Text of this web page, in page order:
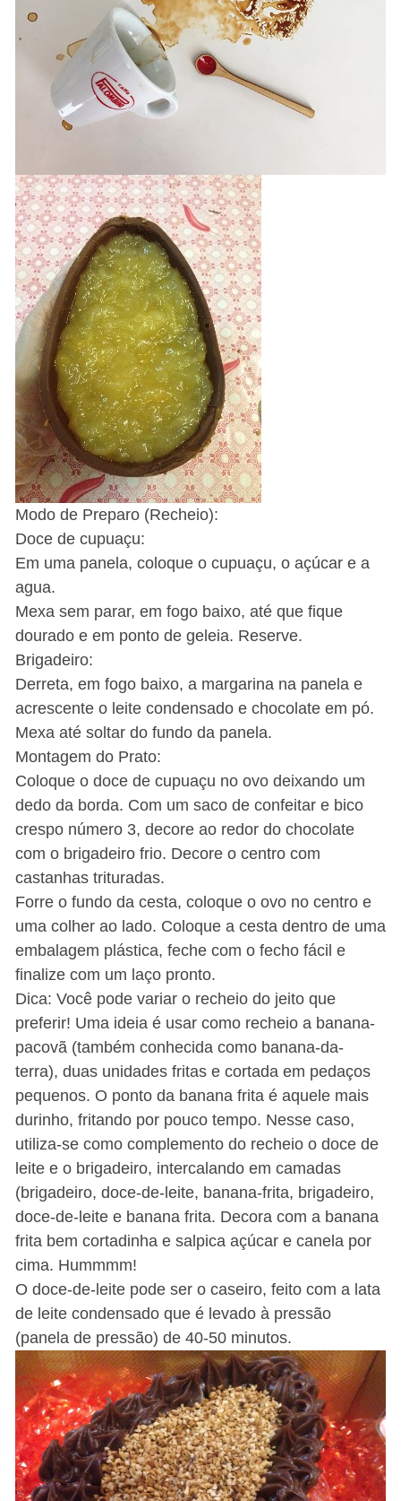
Modo de Preparo (Recheio):
Doce de cupuaçu:
Em uma panela, coloque o cupuaçu, o açúcar e a
agua.
Mexa sem parar, em fogo baixo, até que fique
dourado e em ponto de geleia. Reserve.
Brigadeiro:
Derreta, em fogo baixo, a margarina na panela e
acrescente o leite condensado e chocolate em pó.
Mexa até soltar do fundo da panela.
Montagem do Prato:
Coloque o doce de cupuaçu no ovo deixando um
dedo da borda. Com um saco de confeitar e bico
crespo número 3, decore ao redor do chocolate
com o brigadeiro frio. Decore o centro com
castanhas trituradas.
Forre o fundo da cesta, coloque o ovo no centro e
uma colher ao lado. Coloque a cesta dentro de uma
embalagem plástica, feche com o fecho fácil e
finalize com um laço pronto.
Dica: Você pode variar o recheio do jeito que
preferir! Uma ideia é usar como recheio a banana-
pacovã (também conhecida como banana-da-
terra), duas unidades fritas e cortada em pedaços
pequenos. O ponto da banana frita é aquele mais
durinho, fritando por pouco tempo. Nesse caso,
utiliza-se como complemento do recheio o doce de
leite e o brigadeiro, intercalando em camadas
(brigadeiro, doce-de-leite, banana-frita, brigadeiro,
doce-de-leite e banana frita. Decora com a banana
frita bem cortadinha e salpica açúcar e canela por
cima. Hummmm!
O doce-de-leite pode ser o caseiro, feito com a lata
de leite condensado que é levado à pressão
(panela de pressão) de 40-50 minutos.